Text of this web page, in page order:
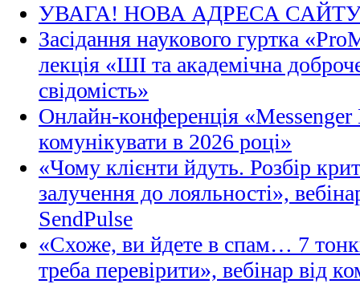
УВАГА! НОВА АДРЕСА
Засідання наукового гуртка
лекція «ШІ та академічна
свідомість»
Онлайн-конференція
комунікувати в 2026 році»
«Чому клієнти йдуть. Розбір
залучення до лояльності»,
SendPulse
«Схоже, ви йдете в спам… 7
треба перевірити», вебінар від